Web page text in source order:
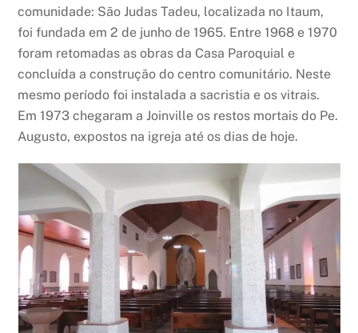
comunidade: São Judas Tadeu, localizada no Itaum,
foi fundada em 2 de junho de 1965. Entre 1968 e 1970
foram retomadas as obras da Casa Paroquial e
concluída a construção do centro comunitário. Neste
mesmo período foi instalada a sacristia e os vitrais.
Em 1973 chegaram a Joinville os restos mortais do Pe.
Augusto, expostos na igreja até os dias de hoje.